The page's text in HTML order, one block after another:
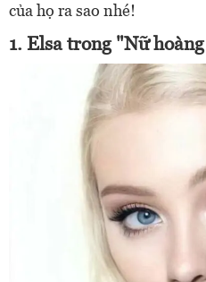
của họ ra sao nhé!
1. Elsa trong "Nữ